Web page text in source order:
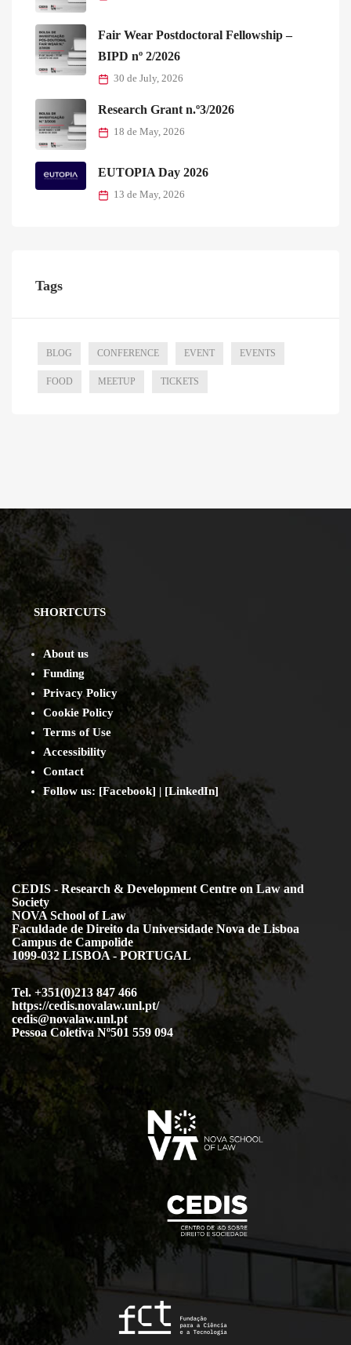
Fair Wear Postdoctoral Fellowship –
BIPD nº 2/2026
30 de July, 2026
Research Grant n.º3/2026
18 de May, 2026
EUTOPIA Day 2026
13 de May, 2026
Tags
BLOG CONFERENCE EVENT EVENTS
FOOD MEETUP TICKETS
SHORTCUTS
About us
Funding
Privacy Policy
Cookie Policy
Terms of Use
Accessibility
Contact
Follow us: [Facebook] | [LinkedIn]
CEDIS - Research & Development Centre on Law and
Society
NOVA School of Law
Faculdade de Direito da Universidade Nova de Lisboa
Campus de Campolide
1099-032 LISBOA - PORTUGAL
Tel. +351(0)213 847 466
https://cedis.novalaw.unl.pt/
cedis@novalaw.unl.pt
Pessoa Coletiva Nº501 559 094